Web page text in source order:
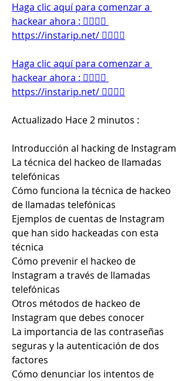
Haga clic aquí para comenzar a
hackear ahora : 👉🏻👉🏻
https://instarip.net/ 👈🏻👈🏻
Haga clic aquí para comenzar a
hackear ahora : 👉🏻👉🏻
https://instarip.net/ 👈🏻👈🏻
Actualizado Hace 2 minutos :
Introducción al hacking de Instagram
La técnica del hackeo de llamadas
telefónicas
Cómo funciona la técnica de hackeo
de llamadas telefónicas
Ejemplos de cuentas de Instagram
que han sido hackeadas con esta
técnica
Cómo prevenir el hackeo de
Instagram a través de llamadas
telefónicas
Otros métodos de hackeo de
Instagram que debes conocer
La importancia de las contraseñas
seguras y la autenticación de dos
factores
Cómo denunciar los intentos de